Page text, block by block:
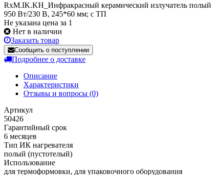
RxM.IK.KH_Инфракрасный керамический излучатель полый
950 Вт/230 В, 245*60 мм; с ТП
Не указана цена за 1
Нет в наличии
Заказать товар
Сообщить о поступлении
Подробнее о доставке
Описание
Характеристики
Отзывы и вопросы (0)
Артикул
50426
Гарантийный срок
6 месяцев
Тип ИК нагревателя
полый (пустотелый)
Использование
для термоформовки, для упаковочного оборудования